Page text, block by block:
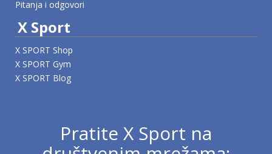
Pitanja i odgovori
X Sport
X SPORT Shop
X SPORT Gym
X SPORT Blog
Pratite X Sport na